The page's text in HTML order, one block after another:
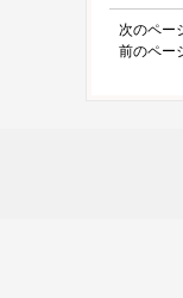
次のペー
前のペー